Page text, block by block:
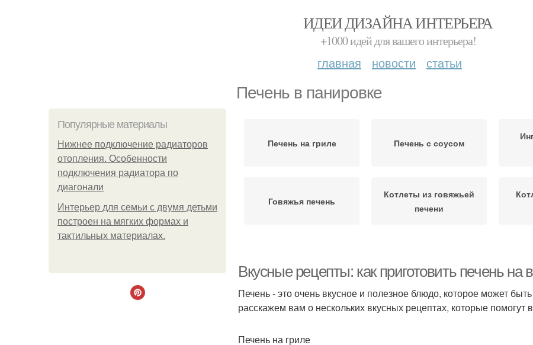
ИДЕИ ДИЗАЙНА ИНТЕРЬЕРА
+1000 идей для вашего интерьера!
главная новости статьи
Печень в панировке
Популярные материалы
Нижнее подключение радиаторов
отопления. Особенности
подключения радиатора по
диагонали
Интерьер для семьи с двумя детьми
построен на мягких формах и
тактильных материалах.
Печень на гриле Печень с соусом
Говяжья печень
Котлеты из говяжьей
печени
Вкусные рецепты: как приготовить печень на
Печень - это очень вкусное и полезное блюдо, которое может
расскажем вам о нескольких вкусных рецептах, которые помогут
Печень на гриле